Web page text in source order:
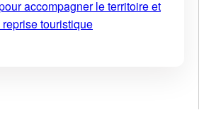
accompagner le territoire et
touristique